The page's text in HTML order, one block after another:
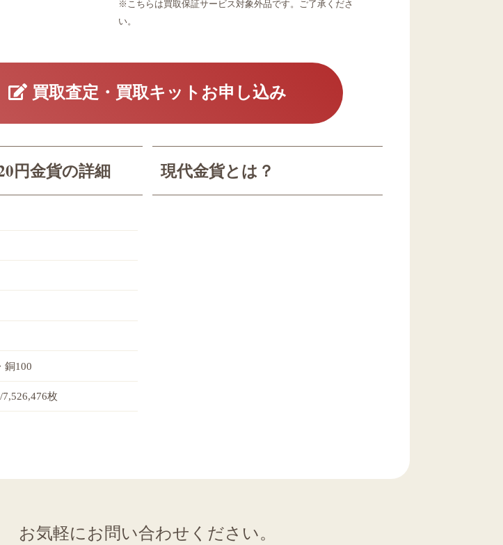
※こちらは買取保証サービス対象外品です。ご了承くださ
い。
買取査定・買取キットお申し込み
円金貨の詳細
銅100
7,526,476枚
現代金貨とは？
お気軽にお問い合わせください。